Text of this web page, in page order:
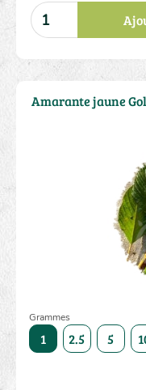
Grammes
1 2.5 5
Amarante jaune